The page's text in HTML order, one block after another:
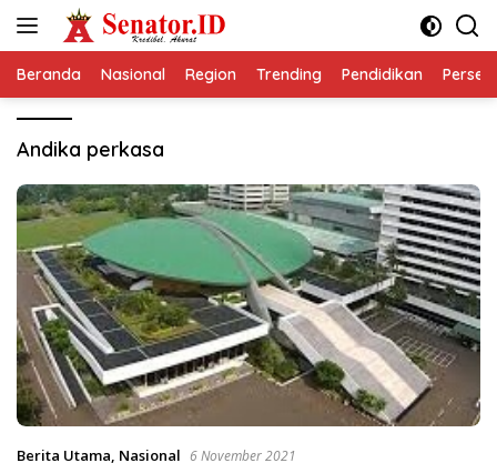
Beranda Nasional Region Trending Pendidikan
Andika perkasa
Berita Utama, Nasional 6 November 2021